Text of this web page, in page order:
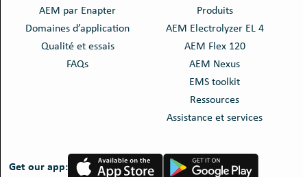
AEM par Enapter
Domaines d’application
Qualité et essais
FAQs
Produits
AEM Electrolyzer EL 4
AEM Flex 120
AEM Nexus
EMS toolkit
Ressources
Assistance et services
Get our app:
App
Store
Google
Play